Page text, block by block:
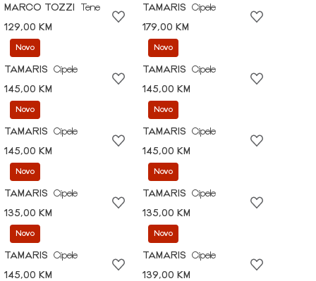
MARCO TOZZI
Tene
129,00 KM
TAMARIS
Cipele
179,00 KM
Novo
TAMARIS
Cipele
145,00 KM
Novo
TAMARIS
Cipele
145,00 KM
Novo
TAMARIS
Cipele
145,00 KM
Novo
TAMARIS
Cipele
145,00 KM
Novo
TAMARIS
Cipele
135,00 KM
Novo
TAMARIS
Cipele
135,00 KM
Novo
TAMARIS
Cipele
145,00 KM
Novo
TAMARIS
Cipele
139,00 KM